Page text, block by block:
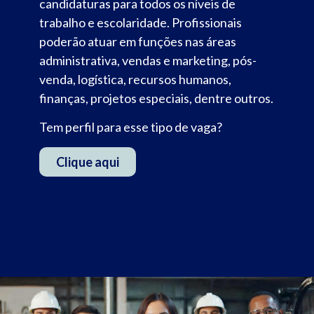
candidaturas para todos os níveis de
trabalho e escolaridade. Profissionais
poderão atuar em funções nas áreas
administrativa, vendas e marketing, pós-
venda, logística, recursos humanos,
finanças, projetos especiais, dentre outros.
Tem perfil para esse tipo de vaga?
Clique aqui